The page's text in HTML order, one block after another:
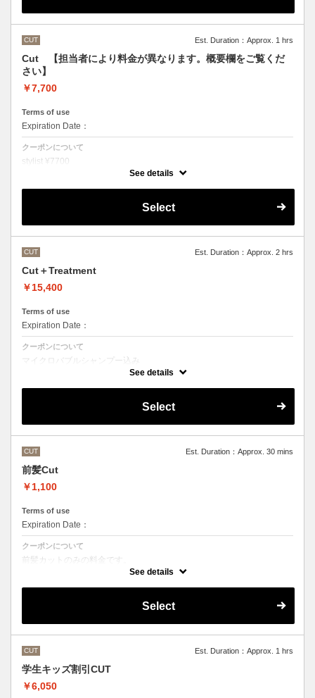
CUT Est. Duration：Approx. 1 hrs
Cut 【担当者により料金が異なります。概要欄をご覧くだ
さい】
￥7,700
Terms of use
Expiration Date：
クーポンについて
stylist ¥7700
シャンプースタイリング代が含まれております。
くかご来店の際にスタッフにお伝えください）
See details
Select
CUT Est. Duration：Approx. 2 hrs
Cut＋Treatment
￥15,400
Terms of use
Expiration Date：
クーポンについて
マイクロバブルシャンプー込み
Aujuaシステムトリートメントを使った４ステップトリートメント
で、料金が前後する場合がございます。
See details
Select
CUT Est. Duration：Approx. 30 mins
前髪Cut
￥1,100
Terms of use
Expiration Date：
クーポンについて
前髪カットのみの料金です。
●その他のメニューとご一緒に選択された場合
See details
Select
CUT Est. Duration：Approx. 1 hrs
学生キッズ割引CUT
￥6,050